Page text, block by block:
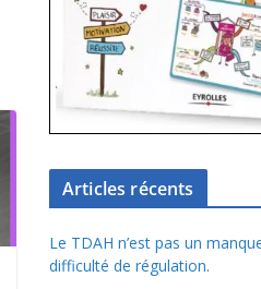
Articles récents
Le TDAH n’est pas un
difficulté de régulation.